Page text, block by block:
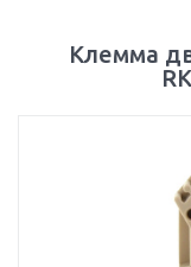
Клемма